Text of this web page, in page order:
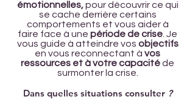
émotionnelles,pour découvrir ce qui
se cache derrière certains
comportements et vous aider à
faire face à une période de crise . Je
vous guide à atteindre vos objectifs
en vous reconnectant à vos
ressources et à votre capacitéde
surmonter la crise.
Dans quelles situations consulter ?